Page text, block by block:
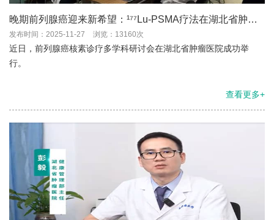
晚期前列腺癌迎来新希望：¹⁷⁷Lu-PSMA疗法在湖北省肿瘤
医院开展
发布时间：2025-11-27 浏览：13160次
近日，前列腺癌核素诊疗多学科研讨会在湖北省肿瘤医院成功举
行。
查看更多+